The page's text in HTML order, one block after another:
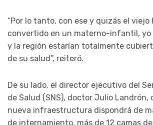
“Por lo tanto, con ese y quizás el
convertido en un materno-infantil, yo
y la región estarían totalmente
de su salud”, reiteró.
De su lado, el director ejecutivo del
de Salud (SNS), doctor Julio Landrón,
nueva infraestructura dispondrá de
de internamiento, más de 12 camas